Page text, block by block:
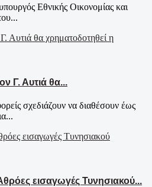
Εθνικής Οικονομίας και
Γ. Αυτιά θα...
σχεδιάζουν να διαθέσουν έως
εισαγωγές Τυνησιακού...